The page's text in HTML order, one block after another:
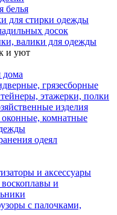
белья
для стирки одежды
досок
валики для одежды
и уют
дома
грязесборные
этажерки, полки
изделия
комнатные
одеял
и аксессуары
и
с палочками,